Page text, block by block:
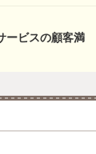
ービスの顧客満